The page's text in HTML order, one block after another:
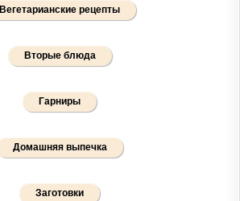
Вегетарианские рецепты
Вторые блюда
Гарниры
Домашняя выпечка
Заготовки